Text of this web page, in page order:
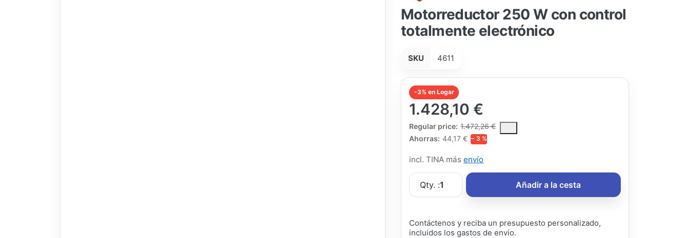
Motorreductor 250 W con control
totalmente electrónico
SKU 4611
-3% en Logar
1.428,10 €
Regular price: 1.472,26 €
The Regular Price is the median selling price paid by customers for a product,
Ahorras: 44,17 € − 3 %
incl. TINA másenvío
Qty. :1 Añadir a la cesta
Contáctenos y reciba un presupuesto personalizado,
incluidos los gastos de envío.